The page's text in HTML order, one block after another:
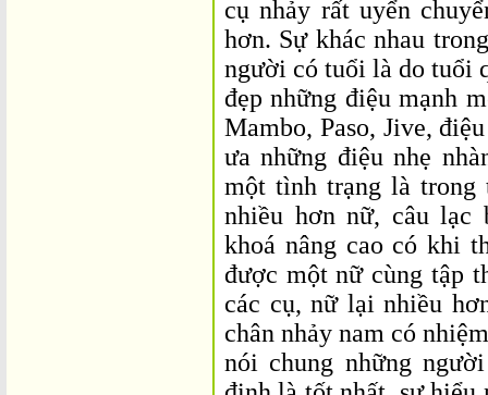
cụ nhảy rất uyển
hơn. Sự khác nhau
người có tuổi là do tuổi
đẹp những điệu mạnh
Mambo, Paso, Jive,
ưa những điệu nhẹ
một tình trạng là trong
nhiều hơn nữ, câu lạc
khoá nâng cao có khi
được một nữ cùng tập
các cụ, nữ lại nhiều
chân nhảy nam có
nói chung những